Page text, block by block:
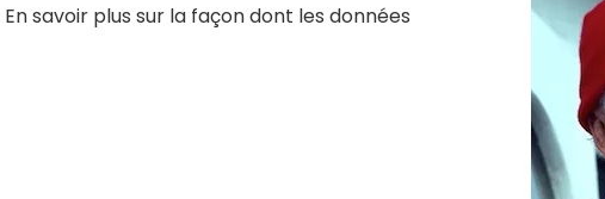
En savoir plus sur la façon dont les données